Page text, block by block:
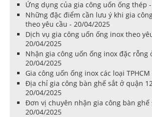
Ứng dụng của gia công uốn ống thép
Những đặc điểm cần lưu ý khi gia
theo yêu cầu - 20/04/2025
Dịch vụ gia công uốn ống inox theo
20/04/2025
Nhận gia công uốn ống inox đặc rỗng
20/04/2025
Gia công uốn ống inox các loại
Địa chỉ gia công bàn ghế sắt ở quận
20/04/2025
Đơn vị chuyên nhận gia công bàn ghế
20/04/2025